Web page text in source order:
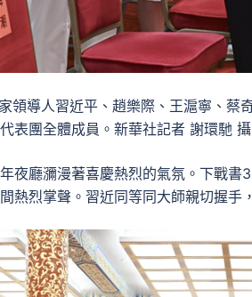
領導人習近平、趙樂際、王滬寧、蔡
表團全體成員。新華社記者 謝環馳 攝
夜廳瀰漫著喜慶熱烈的氣氛。下戰
熱烈掌聲。習近同等同大師親切握手